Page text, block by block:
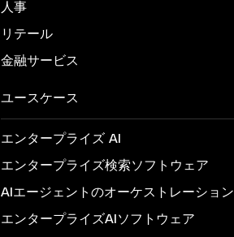
人事
リテール
金融サービス
ユースケース
エンタープライズ AI
エンタープライズ検索ソフトウェア
AIエージェントのオーケストレーション
エンタープライズAIソフトウェア